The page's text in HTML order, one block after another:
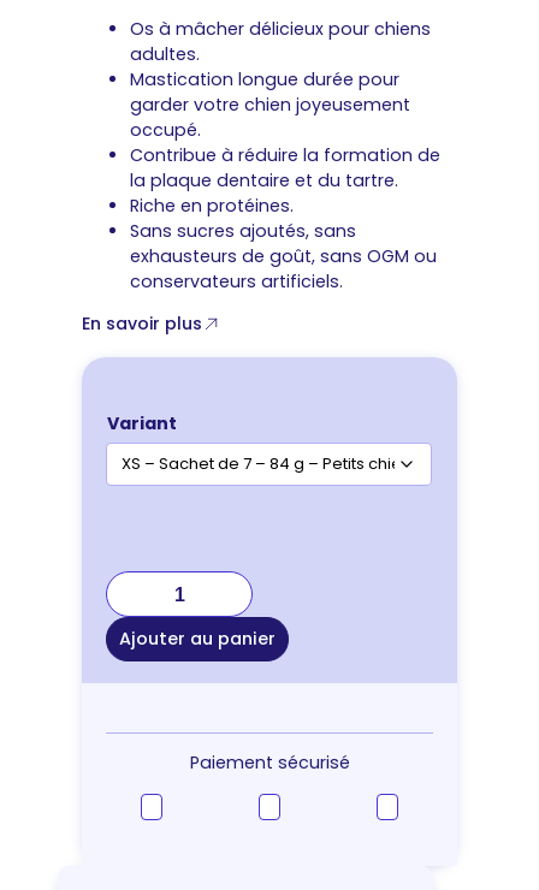
Os à mâcher délicieux pour chiens
adultes.
Mastication longue durée pour
garder votre chien joyeusement
occupé.
Contribue à réduire la formation de
la plaque dentaire et du tartre.
Riche en protéines.
Sans sucres ajoutés, sans
exhausteurs de goût, sans OGM ou
conservateurs artificiels.
En savoir plus
Variant
quantité
de
Os
à
mâcher
Triple
Ajouter au panier
Paiement sécurisé